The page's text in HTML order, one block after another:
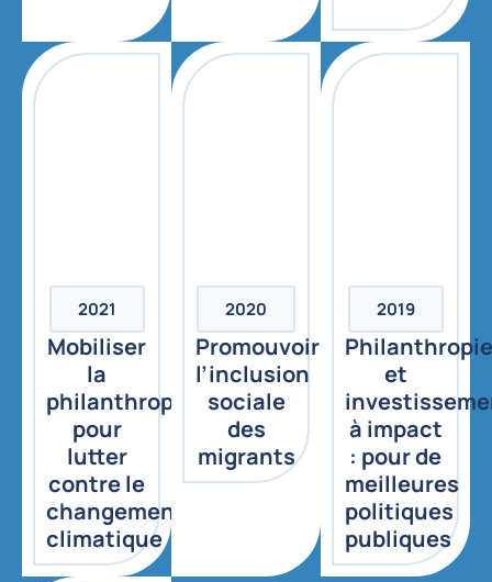
2021
Mobiliser
la
philanthropie
pour
lutter
contre le
changement
climatique
2020
Promouvoir
l’inclusion
sociale
des
migrants
2019
Philanthropie
et
à impact
: pour de
meilleures
politiques
publiques